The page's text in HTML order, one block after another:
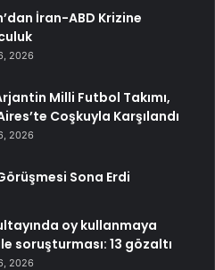
İran-ABD Krizine
2026
Milli Futbol Takımı,
Coşkuyla Karşılandı
2026
Sona Erdi
oy kullanmaya
soruşturması: 13 gözaltı
2026